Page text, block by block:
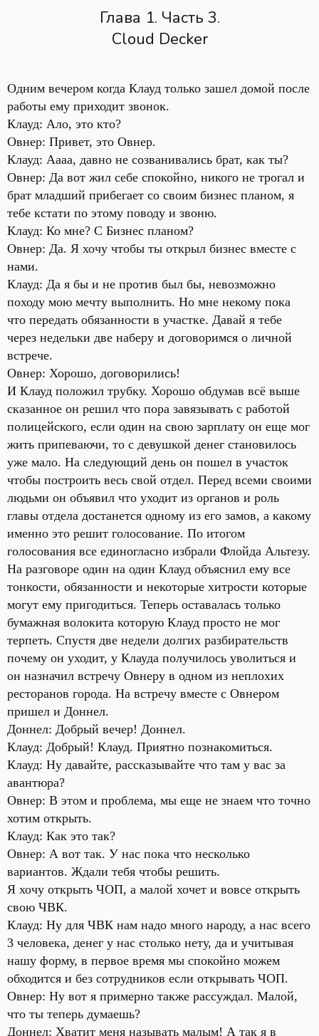
Глава 1. Часть 3.
Cloud Decker
Одним вечером когда Клауд только зашел домой после
работы ему приходит звонок.
Клауд: Ало, это кто?
Овнер: Привет, это Овнер.
Клауд: Аааа, давно не созванивались брат, как ты?
Овнер: Да вот жил себе спокойно, никого не трогал и
брат младший прибегает со своим бизнес планом, я
тебе кстати по этому поводу и звоню.
Клауд: Ко мне? С Бизнес планом?
Овнер: Да. Я хочу чтобы ты открыл бизнес вместе с
нами.
Клауд: Да я бы и не против был бы, невозможно
походу мою мечту выполнить. Но мне некому пока
что передать обязанности в участке. Давай я тебе
через недельки две наберу и договоримся о личной
встрече.
Овнер: Хорошо, договорились!
И Клауд положил трубку. Хорошо обдумав всё выше
сказанное он решил что пора завязывать с работой
полицейского, если один на свою зарплату он еще мог
жить припеваючи, то с девушкой денег становилось
уже мало. На следующий день он пошел в участок
чтобы построить весь свой отдел. Перед всеми своими
людьми он объявил что уходит из органов и роль
главы отдела достанется одному из его замов, а какому
именно это решит голосование. По итогом
голосования все единогласно избрали Флойда Альтезу.
На разговоре один на один Клауд объяснил ему все
тонкости, обязанности и некоторые хитрости которые
могут ему пригодиться. Теперь оставалась только
бумажная волокита которую Клауд просто не мог
терпеть. Спустя две недели долгих разбирательств
почему он уходит, у Клауда получилось уволиться и
он назначил встречу Овнеру в одном из неплохих
ресторанов города. На встречу вместе с Овнером
пришел и Доннел.
Доннел: Добрый вечер! Доннел.
Клауд: Добрый! Клауд. Приятно познакомиться.
Клауд: Ну давайте, рассказывайте что там у вас за
авантюра?
Овнер: В этом и проблема, мы еще не знаем что точно
хотим открыть.
Клауд: Как это так?
Овнер: А вот так. У нас пока что несколько
вариантов. Ждали тебя чтобы решить.
Я хочу открыть ЧОП, а малой хочет и вовсе открыть
свою ЧВК.
Клауд: Ну для ЧВК нам надо много народу, а нас всего
3 человека, денег у нас столько нету, да и учитывая
нашу форму, в первое время мы спокойно можем
обходится и без сотрудников если открывать ЧОП.
Овнер: Ну вот я примерно также рассуждал. Малой,
что ты теперь думаешь?
Доннел: Хватит меня называть малым! А так я в